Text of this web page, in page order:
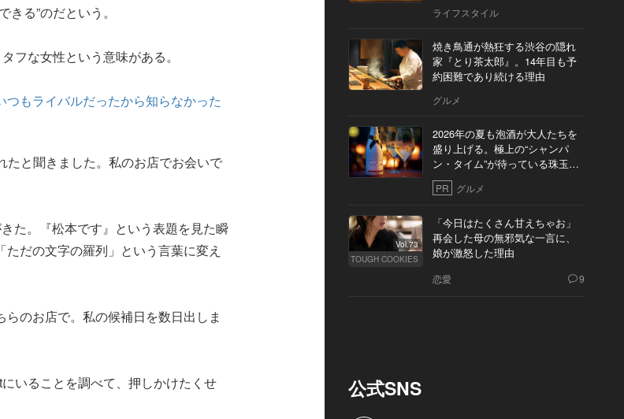
る”のだという。
フな女性という意味がある。
もライバルだったから知らなかった
たと聞きました。私のお店でお会いで
た。『松本です』という表題を見た瞬
だの文字の羅列」という言葉に変え
のお店で。私の候補日を数日出しま
いることを調べて、押しかけたくせ
ライフスタイル
焼き鳥通が熱狂する渋谷の隠れ
家『とり茶太郎』。14年目も予
約困難であり続ける理由
グルメ
2026年の夏も泡酒が大人たちを
盛り上げる。極上の“シャンパ
ン・タイム”が待っている珠玉の
10軒
PR グルメ
Vol.73
TOUGH COOKIES
「今日はたくさん甘えちゃお」
再会した母の無邪気な一言に、
娘が激怒した理由
恋愛 9
公式SNS